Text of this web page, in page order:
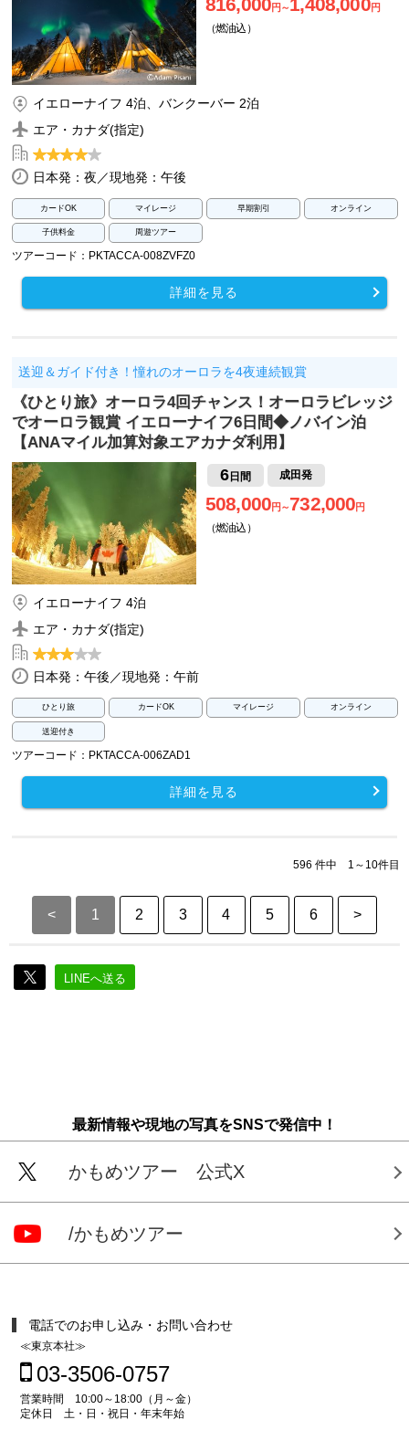
円～ 円
（燃油込）
イエローナイフ 4泊、バンクーバー 2泊
エア・カナダ(指定)
日本発：夜／現地発：午後
カードOK マイレージ 早期割引 オンライン
子供料金 周遊ツアー
ツアーコード：PKTACCA-008ZVFZ0
詳細を見る
送迎＆ガイド付き！憧れのオーロラを4夜連続観賞
《ひとり旅》オーロラ4回チャンス！オーロラビレッジ
でオーロラ観賞 イエローナイフ6日間◆ノバイン泊
【ANAマイル加算対象エアカナダ利用】
6日間 成田発
508,000円～732,000円
（燃油込）
イエローナイフ 4泊
エア・カナダ(指定)
日本発：午後／現地発：午前
ひとり旅 カードOK マイレージ オンライン
送迎付き
ツアーコード：PKTACCA-006ZAD1
詳細を見る
596 件中 1～10件目
< 1 2 3 4 5 6 >
LINEへ送る
最新情報や現地の写真をSNSで発信中！
かもめツアー 公式X
/かもめツアー
電話でのお申し込み・お問い合わせ
≪東京本社≫
03-3506-0757
営業時間 10:00～18:00（月～金）
定休日 土・日・祝日・年末年始